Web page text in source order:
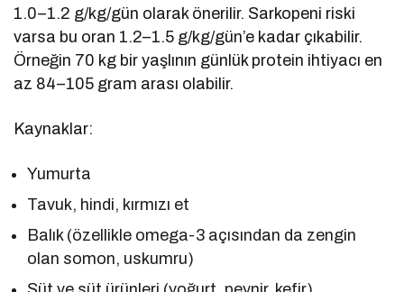
1.0–1.2 g/kg/gün olarak önerilir. Sarkopeni riski
varsa bu oran 1.2–1.5 g/kg/gün’e kadar çıkabilir.
Örneğin 70 kg bir yaşlının günlük protein ihtiyacı en
az 84–105 gram arası olabilir.
Kaynaklar:
Yumurta
Tavuk, hindi, kırmızı et
Balık (özellikle omega-3 açısından da zengin
olan somon, uskumru)